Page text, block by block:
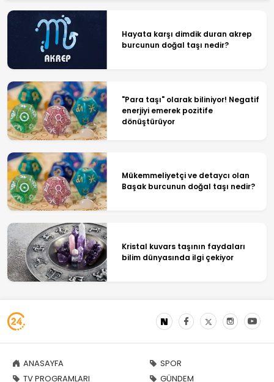
Hayata karşı dimdik duran akrep
burcunun doğal taşı nedir?
"Para taşı" olarak biliniyor! Negatif
enerjiyi emerek pozitife
dönüştürüyor
Mükemmeliyetçi ve detaycı olan
Başak burcunun doğal taşı nedir?
Kristal kuvars taşının faydaları
bilim dünyasında ilgi çekiyor
ANASAYFA
TV PROGRAMLARI
SPOR
GÜNDEM